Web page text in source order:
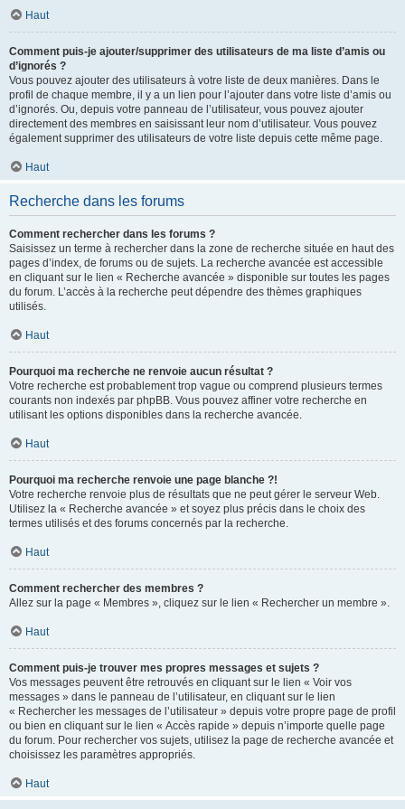
Haut
Comment puis-je ajouter/supprimer des utilisateurs de ma liste d’amis ou
d’ignorés ?
Vous pouvez ajouter des utilisateurs à votre liste de deux manières. Dans le
profil de chaque membre, il y a un lien pour l’ajouter dans votre liste d’amis ou
d’ignorés. Ou, depuis votre panneau de l’utilisateur, vous pouvez ajouter
directement des membres en saisissant leur nom d’utilisateur. Vous pouvez
également supprimer des utilisateurs de votre liste depuis cette même page.
Haut
Recherche dans les forums
Comment rechercher dans les forums ?
Saisissez un terme à rechercher dans la zone de recherche située en haut des
pages d’index, de forums ou de sujets. La recherche avancée est accessible
en cliquant sur le lien « Recherche avancée » disponible sur toutes les pages
du forum. L’accès à la recherche peut dépendre des thèmes graphiques
utilisés.
Haut
Pourquoi ma recherche ne renvoie aucun résultat ?
Votre recherche est probablement trop vague ou comprend plusieurs termes
courants non indexés par phpBB. Vous pouvez affiner votre recherche en
utilisant les options disponibles dans la recherche avancée.
Haut
Pourquoi ma recherche renvoie une page blanche ?!
Votre recherche renvoie plus de résultats que ne peut gérer le serveur Web.
Utilisez la « Recherche avancée » et soyez plus précis dans le choix des
termes utilisés et des forums concernés par la recherche.
Haut
Comment rechercher des membres ?
Allez sur la page « Membres », cliquez sur le lien « Rechercher un membre ».
Haut
Comment puis-je trouver mes propres messages et sujets ?
Vos messages peuvent être retrouvés en cliquant sur le lien « Voir vos
messages » dans le panneau de l’utilisateur, en cliquant sur le lien
« Rechercher les messages de l’utilisateur » depuis votre propre page de profil
ou bien en cliquant sur le lien « Accès rapide » depuis n’importe quelle page
du forum. Pour rechercher vos sujets, utilisez la page de recherche avancée et
choisissez les paramètres appropriés.
Haut